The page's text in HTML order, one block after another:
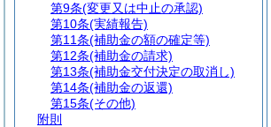
第9条(変更又は中止の承認)
第10条(実績報告)
第11条(補助金の額の確定等)
第12条(補助金の請求)
第13条(補助金交付決定の取消し)
第14条(補助金の返還)
第15条(その他)
附則